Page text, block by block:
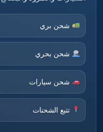
شحن بري
شحن بحري
شحن سيارات
تتبع الشحنات